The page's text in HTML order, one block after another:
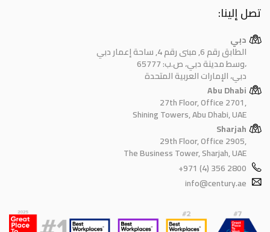
تصل إلينا:
دبي
الطابق رقم 6, مبنى رقم 4, ساحة إعمار دبي
وسط مدينة دبي، ص.ب: 65777،
دبي، الإمارات العربية المتحدة
Abu Dhabi
27th Floor, Office 2701,
Shining Towers, Abu Dhabi, UAE
Sharjah
29th Floor, Office 2905,
The Business Tower, Sharjah, UAE
+971 (4) 356 2800
info@century.ae